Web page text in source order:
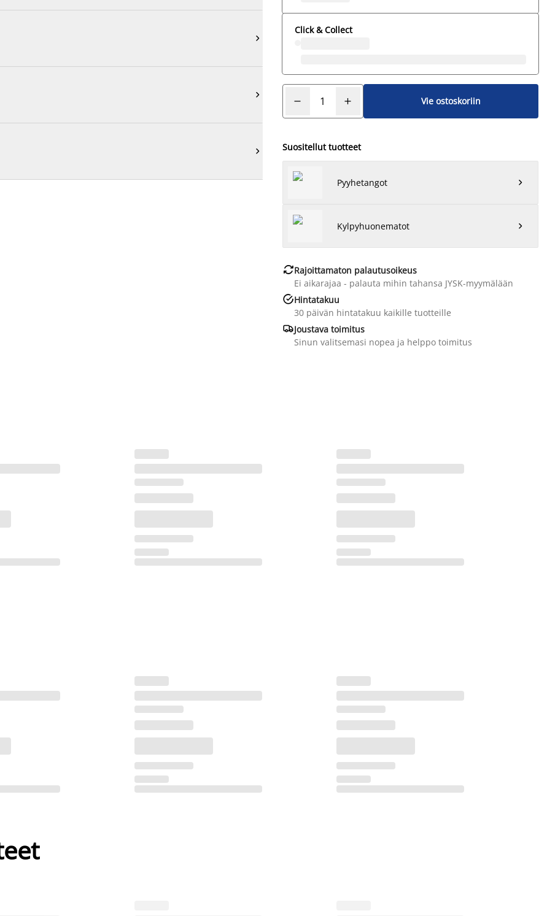



Click & Collect
Vie ostoskoriin
Suositellut tuotteet
Pyyhetangot 
Kylpyhuonematot 
Rajoittamaton palautusoikeus
Ei aikarajaa - palauta mihin tahansa JYSK-myymälään
Hintatakuu
30 päivän hintatakuu kaikille tuotteille
Joustava toimitus
Sinun valitsemasi nopea ja helppo toimitus